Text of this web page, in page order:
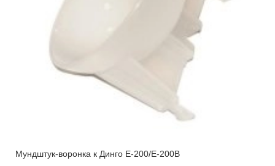
Мундштук-воронка к Динго E-200/E-200B